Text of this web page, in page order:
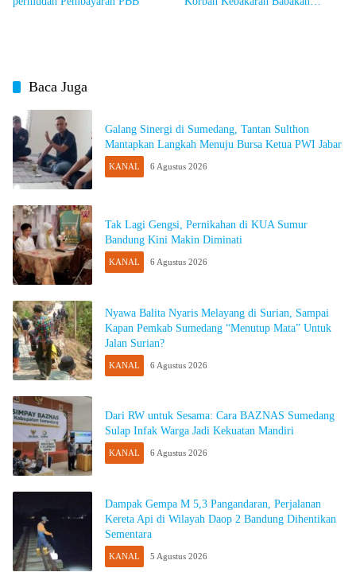
Baca Juga
Galang Sinergi di Sumedang, Tantan Sulthon
Mantapkan Langkah Menuju Bursa Ketua PWI Jabar
KANAL 6 Agustus 2026
Tak Lagi Gengsi, Pernikahan di KUA Sumur
Bandung Kini Makin Diminati
KANAL 6 Agustus 2026
Nyawa Balita Nyaris Melayang di Surian, Sampai
Kapan Pemkab Sumedang “Menutup Mata” Untuk
Jalan Surian?
KANAL 6 Agustus 2026
Dari RW untuk Sesama: Cara BAZNAS Sumedang
Sulap Infak Warga Jadi Kekuatan Mandiri
KANAL 6 Agustus 2026
Dampak Gempa M 5,3 Pangandaran, Perjalanan
Kereta Api di Wilayah Daop 2 Bandung Dihentikan
Sementara
KANAL 5 Agustus 2026